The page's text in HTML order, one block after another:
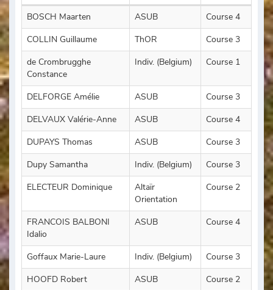
BOSCH Maarten ASUB
Course 4
COLLIN Guillaume
ThOR
Course 3
de Crombrugghe
Constance
Indiv. (Belgium) Course 1
DELFORGE Amélie ASUB
Course 3
DELVAUX Valérie-Anne
ASUB
Course 4
DUPAYS Thomas
ASUB
Course 3
Dupy Samantha
Indiv. (Belgium)
Course 3
ELECTEUR Dominique
Altaïr
Orientation
Course 2
FRANCOIS BALBONI
Idalio
ASUB Course 4
Goffaux Marie-Laure Indiv. (Belgium)
Course 3
HOOFD Robert
ASUB
Course 2